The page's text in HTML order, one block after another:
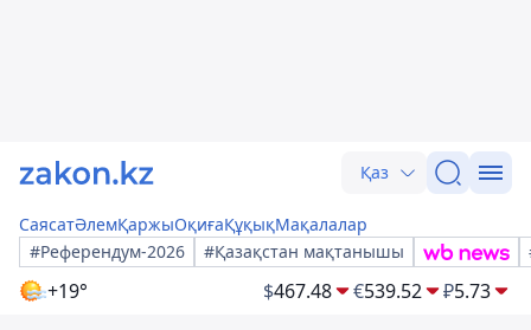
Қаз
СаясатӘлемҚаржыОқиғаҚұқықМақалалар
#Референдум-2026
#Қазақстан мақтанышы
+19° $467.48 €539.52 ₽5.73